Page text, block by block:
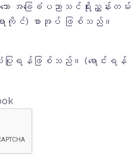
သော အခြေခံပညာသင်ရိုးညွှန်းတမ်း
ာကိုင်) စာအုပ် ဖြစ်သည်။
ြုရန်ဖြစ်သည်။ (ရောင်းရန်